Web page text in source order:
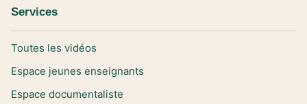
Services
Toutes les vidéos
Espace jeunes enseignants
Espace documentaliste